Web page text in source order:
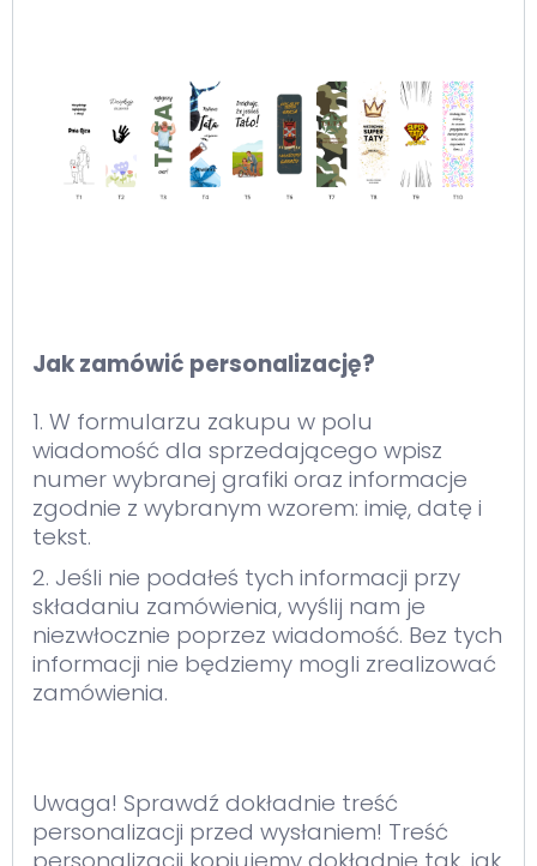
Jak zamówić personalizację?
1. W formularzu zakupu w polu
wiadomość dla sprzedającego wpisz
numer wybranej grafiki oraz informacje
zgodnie z wybranym wzorem: imię, datę i
tekst.
2. Jeśli nie podałeś tych informacji przy
składaniu zamówienia, wyślij nam je
niezwłocznie poprzez wiadomość. Bez tych
informacji nie będziemy mogli zrealizować
zamówienia.
Uwaga! Sprawdź dokładnie treść
personalizacji przed wysłaniem! Treść